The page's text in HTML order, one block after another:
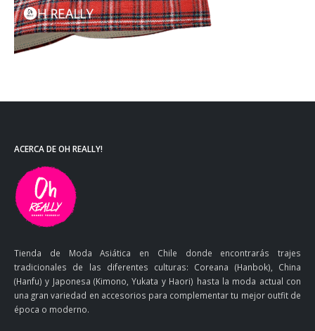
ACERCA DE OH REALLY!
Tienda de Moda Asiática en Chile donde encontrarás trajes
tradicionales de las diferentes culturas: Coreana (Hanbok), China
(Hanfu) y Japonesa (Kimono, Yukata y Haori) hasta la moda actual con
una gran variedad en accesorios para complementar tu mejor outfit de
época o moderno.